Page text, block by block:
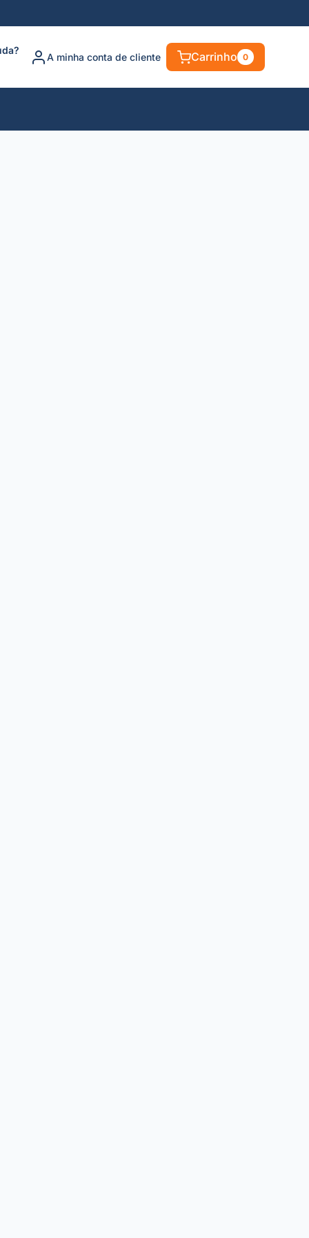
A minha conta de cliente Carrinho 0